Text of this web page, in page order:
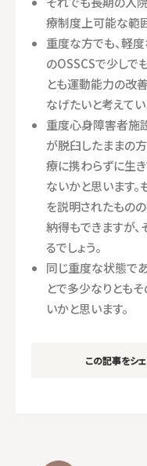
療制度上可能な範
重度な方でも、軽
のOSSCSで少しで
とも運動能力の改
なげたいと考えてい
重度心身障害者施
が脱臼したままの
療に携わらずに生
ないかと思います。
を説明されたもの
納得もできますが
るでしょう。
同じ重度な状態で
とで多少なりとも
いかと思います。
この記事をシ